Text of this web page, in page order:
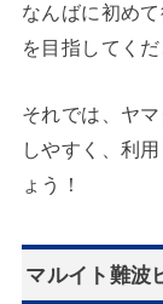
なんばに初め
を目指してくだ
それでは、ヤ
しやすく、利
ょう！
マルイト難波